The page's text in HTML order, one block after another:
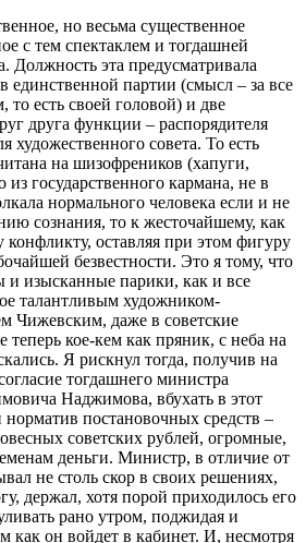
но весьма существенное
с тем спектаклем и тогдашней
Должность эта предусматривала
единственной партии (смысл – за все
то есть своей головой) и две
друга функции – распорядителя
художественного совета. То есть
на шизофреников (хапуги,
государственного кармана, не в
нормального человека если и не
сознания, то к жесточайшему, как
оставляя при этом фигуру
безвестности. Это я тому, что
изысканные парики, как и все
талантливым художником-
Чижевским, даже в советские
кое-кем как пряник, с неба на
Я рискнул тогда, получив на
тогдашнего министра
Наджимова, вбухать в этот
норматив постановочных средств –
советских рублей, огромные,
деньги. Министр, в отличие от
не столь скор в своих решениях,
держал, хотя порой приходилось его
рано утром, поджидая и
как он войдет в кабинет. И, несмотря